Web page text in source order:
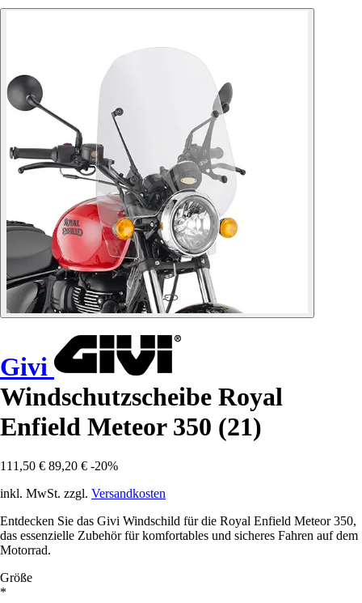
Givi
Windschutzscheibe Royal
Enfield Meteor 350 (21)
111,50 € 89,20 € -20%
inkl. MwSt. zzgl. Versandkosten
Entdecken Sie das Givi Windschild für die Royal Enfield Meteor 350,
das essenzielle Zubehör für komfortables und sicheres Fahren auf dem
Motorrad.
Größe
*